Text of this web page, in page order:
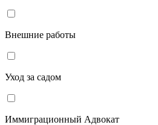
Внешние работы
Уход за садом
Иммиграционный Адвокат